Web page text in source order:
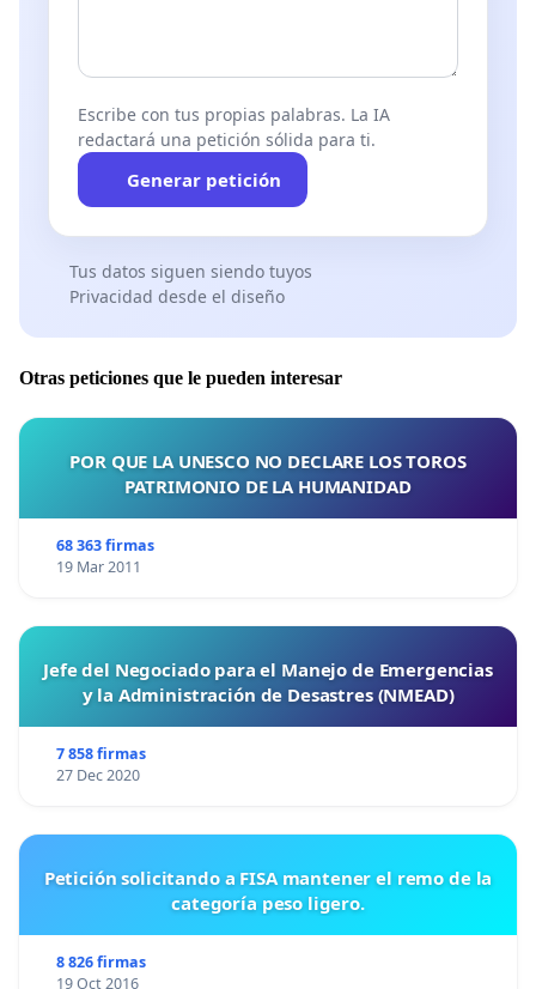
Escribe con tus propias palabras. La IA
redactará una petición sólida para ti.
Generar petición
Tus datos siguen siendo tuyos
Privacidad desde el diseño
Otras peticiones que le pueden interesar
POR QUE LA UNESCO NO DECLARE LOS TOROS
PATRIMONIO DE LA HUMANIDAD
68 363 firmas
19 Mar 2011
Jefe del Negociado para el Manejo de Emergencias
y la Administración de Desastres (NMEAD)
7 858 firmas
27 Dec 2020
Petición solicitando a FISA mantener el remo de la
categoría peso ligero.
8 826 firmas
19 Oct 2016